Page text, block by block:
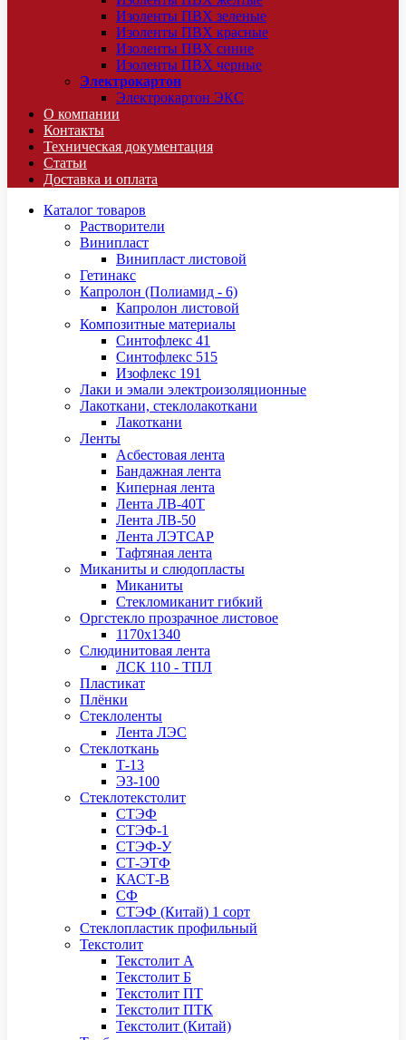
Изоленты ПВХ зеленые
Изоленты ПВХ красные
Изоленты ПВХ синие
Изоленты ПВХ черные
Электрокартон
Электрокартон ЭКС
О компании
Контакты
Техническая документация
Статьи
Доставка и оплата
Каталог товаров
Растворители
Винипласт
Винипласт листовой
Гетинакс
Капролон (Полиамид - 6)
Капролон листовой
Композитные материалы
Синтофлекс 41
Синтофлекс 515
Изофлекс 191
Лаки и эмали электроизоляционные
Лакоткани, стеклолакоткани
Лакоткани
Ленты
Асбестовая лента
Бандажная лента
Киперная лента
Лента ЛВ-40Т
Лента ЛВ-50
Лента ЛЭТСАР
Тафтяная лента
Миканиты и слюдопласты
Миканиты
Стекломиканит гибкий
Оргстекло прозрачное листовое
1170х1340
Слюдинитовая лента
ЛСК 110 - ТПЛ
Пластикат
Плёнки
Стеклоленты
Лента ЛЭС
Стеклоткань
Т-13
ЭЗ-100
Стеклотекстолит
СТЭФ
СТЭФ-1
СТЭФ-У
СТ-ЭТФ
КАСТ-В
СФ
СТЭФ (Китай) 1 сорт
Стеклопластик профильный
Текстолит
Текстолит А
Текстолит Б
Текстолит ПТ
Текстолит ПТК
Текстолит (Китай)